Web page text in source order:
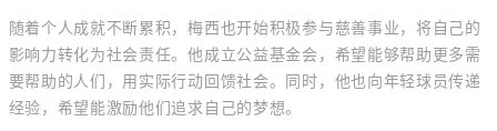
随着个人成就不断累积，梅西也开始积极参与慈善事业，将自己的
影响力转化为社会责任。他成立公益基金会，希望能够帮助更多需
要帮助的人们，用实际行动回馈社会。同时，他也向年轻球员传递
经验，希望能激励他们追求自己的梦想。